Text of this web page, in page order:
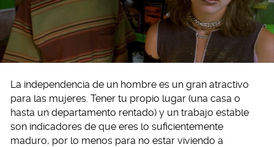
La independencia de un hombre es un gran atractivo
para las mujeres. Tener tu propio lugar (una casa o
hasta un departamento rentado) y un trabajo estable
son indicadores de que eres lo suficientemente
maduro, por lo menos para no estar viviendo a